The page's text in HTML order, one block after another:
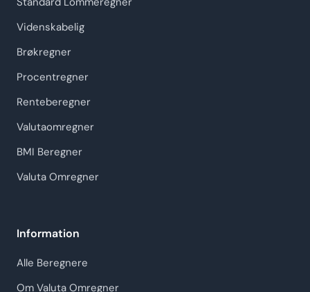
Videnskabelig
Brøkregner
Procentregner
Renteberegner
Valutaomregner
BMI Beregner
Valuta Omregner
Information
Alle Beregnere
Om Valuta Omregner